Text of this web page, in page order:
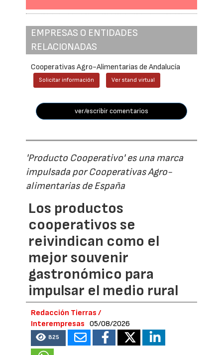
EMPRESAS O ENTIDADES
RELACIONADAS
Cooperativas Agro-Alimentarias de Andalucía
Solicitar información Ver stand virtual
ver/escribir comentarios
'Producto Cooperativo' es una marca
impulsada por Cooperativas Agro-
alimentarias de España
Los productos
cooperativos se
reivindican como el
mejor souvenir
gastronómico para
impulsar el medio rural
Redacción Tierras /
Interempresas
05/08/2026
825